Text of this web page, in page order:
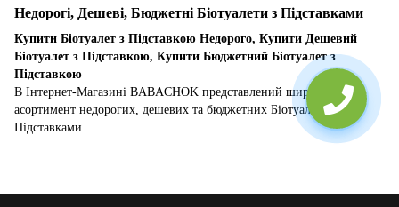
Недорогі, Дешеві, Бюджетні Біотуалети з Підставками
Купити Біотуалет з Підставкою Недорого, Купити Дешевий
Біотуалет з Підставкою, Купити Бюджетний Біотуалет з
Підставкою
В Інтернет-Магазині BABACHOK представлений широкий
асортимент недорогих, дешевих та бюджетних Біотуалетів з
Підставками.